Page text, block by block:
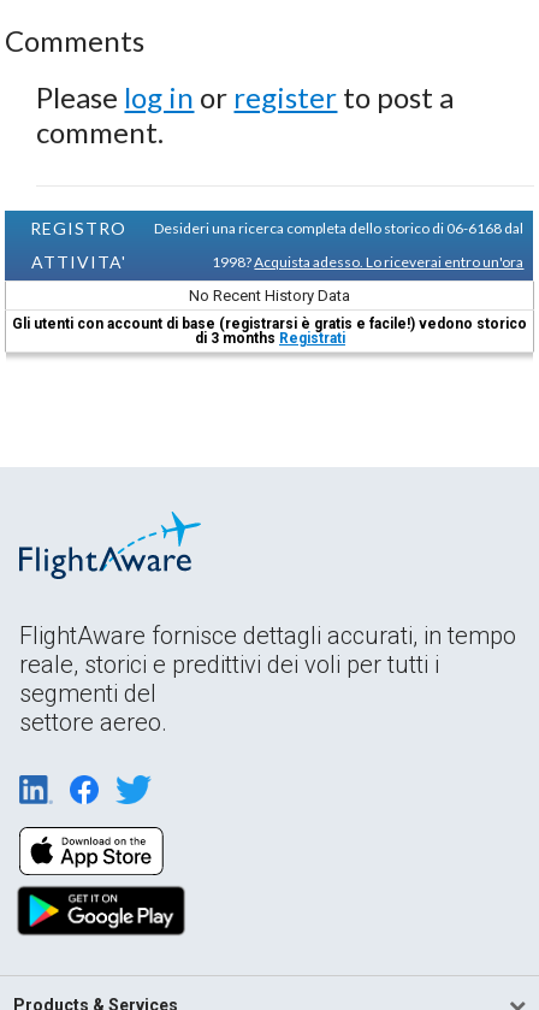
Comments
Please log in or register to post a
comment.
REGISTRO
ATTIVITA'
Desideri una ricerca completa dello storico di 06-6168 dal
1998?Acquista adesso. Lo riceverai entro un'ora
No Recent History Data
Gli utenti con account di base (registrarsi è gratis e facile!) vedono storico
di 3 months Registrati
FlightAware fornisce dettagli accurati, in tempo
reale, storici e predittivi dei voli per tutti i
segmenti del
settore aereo.
Products & Services